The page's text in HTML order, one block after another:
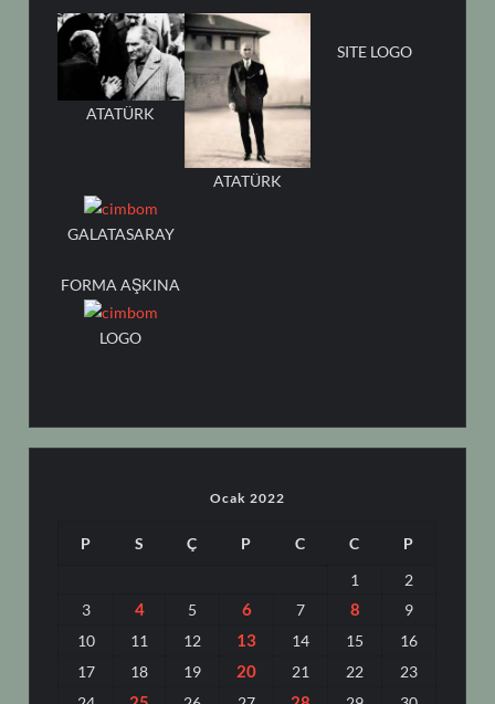
ATATÜRK
ATATÜRK
SITE LOGO
GALATASARAY
FORMA AŞKINA
LOGO
Ocak 2022
P S Ç P C C
P
1
2
3
4 5 6 7 8
9
10
11 12 13 14 15
16
17
18 19 20 21 22
23